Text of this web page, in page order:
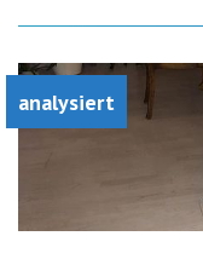
analysiert